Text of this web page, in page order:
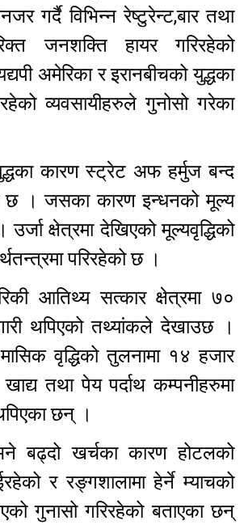
गर्दै विभिन्न रेष्टुरेन्ट,बार तथा
जनशक्ति हायर गरिरहेको
अमेरिका र इरानबीचको युद्धका
व्यवसायीहरुले गुनोसो गरेका
कारण स्ट्रेट अफ हर्मुज बन्द
छ । जसका कारण इन्धनको मूल्य
क्षेत्रमा देखिएको मूल्यवृद्धिको
परिरहेको छ ।
आतिथ्य सत्कार क्षेत्रमा ७०
थपिएको तथ्यांकले देखाउछ ।
वृद्धिको तुलनामा १४ हजार
तथा पेय पर्दाथ कम्पनीहरुमा
छन् ।
बढ्दो खर्चका कारण होटलको
र रङ्गशालामा हेर्ने म्याचको
गुनासो गरिरहेको बताएका छन्